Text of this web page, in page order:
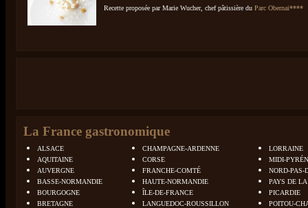
Recette proposée par Marie Wucher, chef pâtissière du Parc Obernai****
La France gastronomique
ALSACE
AQUITAINE
AUVERGNE
BASSE-NORMANDIE
BOURGOGNE
BRETAGNE
CHAMPAGNE-ARDENNE
CORSE
FRANCHE-COMTÉ
HAUTE-NORMANDIE
ÎLE-DE-FRANCE
LANGUEDOC-ROUSSILLON
LORRAINE
MIDI-
NORD-PAS-
PAYS DE
PICARDIE
POITOU-